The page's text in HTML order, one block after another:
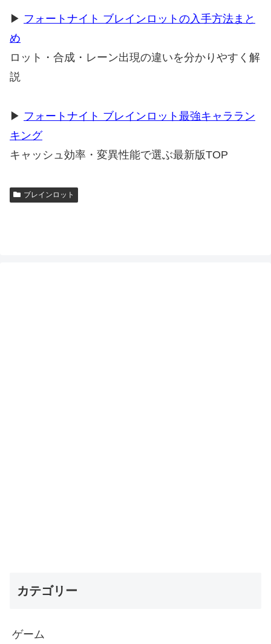
▶ フォートナイト ブレインロットの入手方法まと
め
ロット・合成・レーン出現の違いを分かりやすく解
説
▶ フォートナイト ブレインロット最強キャララン
キング
キャッシュ効率・変異性能で選ぶ最新版TOP
ブレインロット
カテゴリー
ゲーム